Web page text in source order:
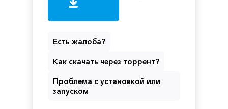
Есть жалоба?
Как скачать через торрент?
Проблема с установкой или
запуском